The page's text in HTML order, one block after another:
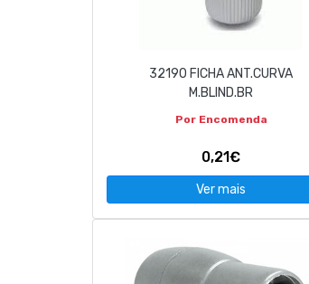
geral@luxivo.pt
32190 FICHA ANT.CURVA
M.BLIND.BR
Por Encomenda
0,21€
Ver mais